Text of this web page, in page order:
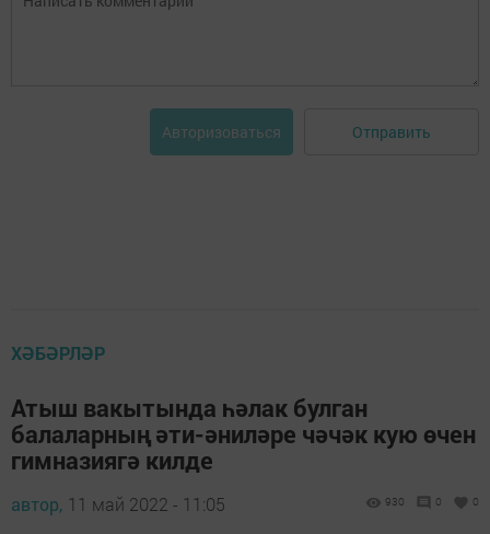
Авторизоваться Отправить
ХӘБӘРЛӘР
Атыш вакытында һәлак булган
балаларның әти-әниләре чәчәк кую өчен
гимназиягә килде
автор, 11 май 2022 - 11:05 930 0 0